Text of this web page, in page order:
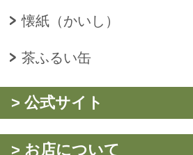
懐紙（かいし）
茶ふるい缶
> 公式サイト
> お店について